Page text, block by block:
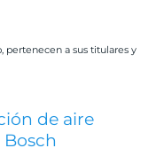
pertenecen a sus titulares y
de aire